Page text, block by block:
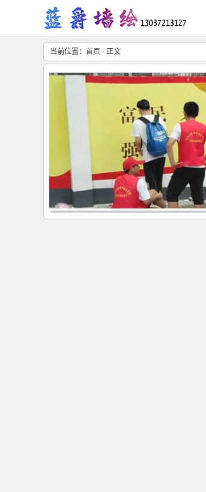
当前位置： 首页 - 正文